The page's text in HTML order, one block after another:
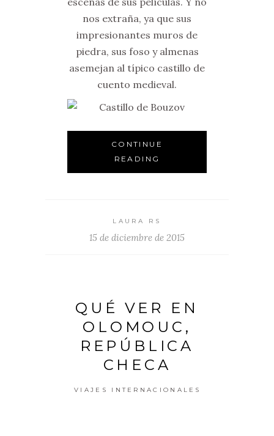
nos extraña, ya que sus
impresionantes muros de
piedra, sus foso y almenas
asemejan al típico castillo de
cuento medieval.
CONTINUE
READING
LAURA RS
15 de diciembre de 2015
QUÉ VER EN
OLOMOUC,
REPÚBLICA
CHECA
VIAJES INTERNACIONALES